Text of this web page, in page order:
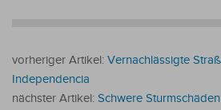
vorheriger Artikel: Vernachlässigte
Independencia
nächster Artikel: Schwere